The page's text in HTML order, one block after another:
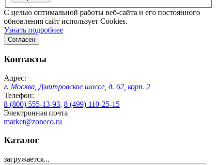
C целью оптимальной работы веб-сайта и его постоянного
обновления сайт использует Cookies.
Узнать подробнее
Согласен
Контакты
Адрес:
г. Москва, Дмитровское шоссе, д. 62, корп. 2
Телефон:
8 (800) 555-13-93, 8 (499) 110-25-15
Электронная почта
market@zoneco.ru
Каталог
загружается...